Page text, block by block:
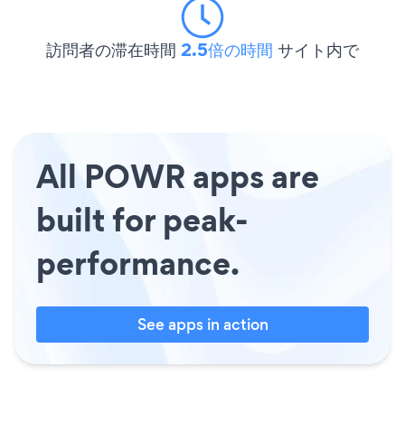
訪問者の滞在時間 2.5倍の時間 サイト内で
All POWR apps are
built for peak-
performance.
See apps in action